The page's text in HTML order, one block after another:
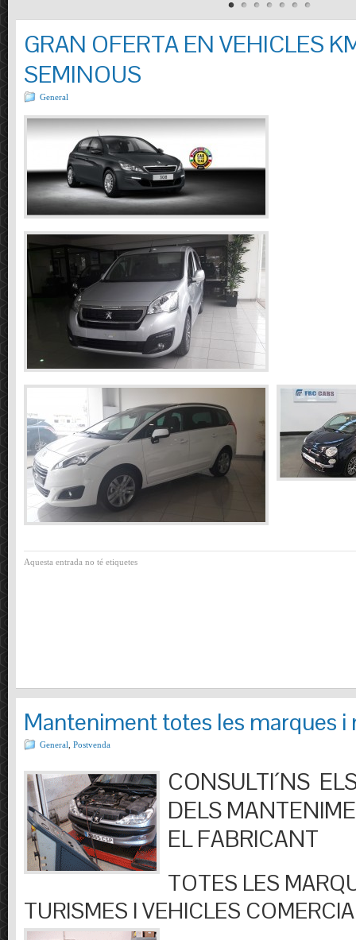
GRAN OFERTA EN VEHICLES
SEMINOUS
General
Aquesta entrada no té etiquetes
Manteniment totes les marques i
General Postvenda
CONSULTI´NS
DELS
EL FABRICANT
TOTES LES
TURISMES I VEHICLES